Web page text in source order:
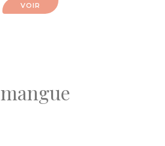
VOIR
mangue